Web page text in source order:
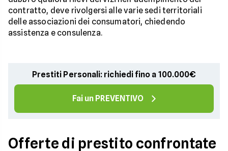
contratto, deve rivolgersi alle varie sedi territoriali
delle associazioni dei consumatori, chiedendo
assistenza e consulenza.
Prestiti Personali: richiedi fino a 100.000€
Fai un PREVENTIVO
Offerte di prestito confrontate